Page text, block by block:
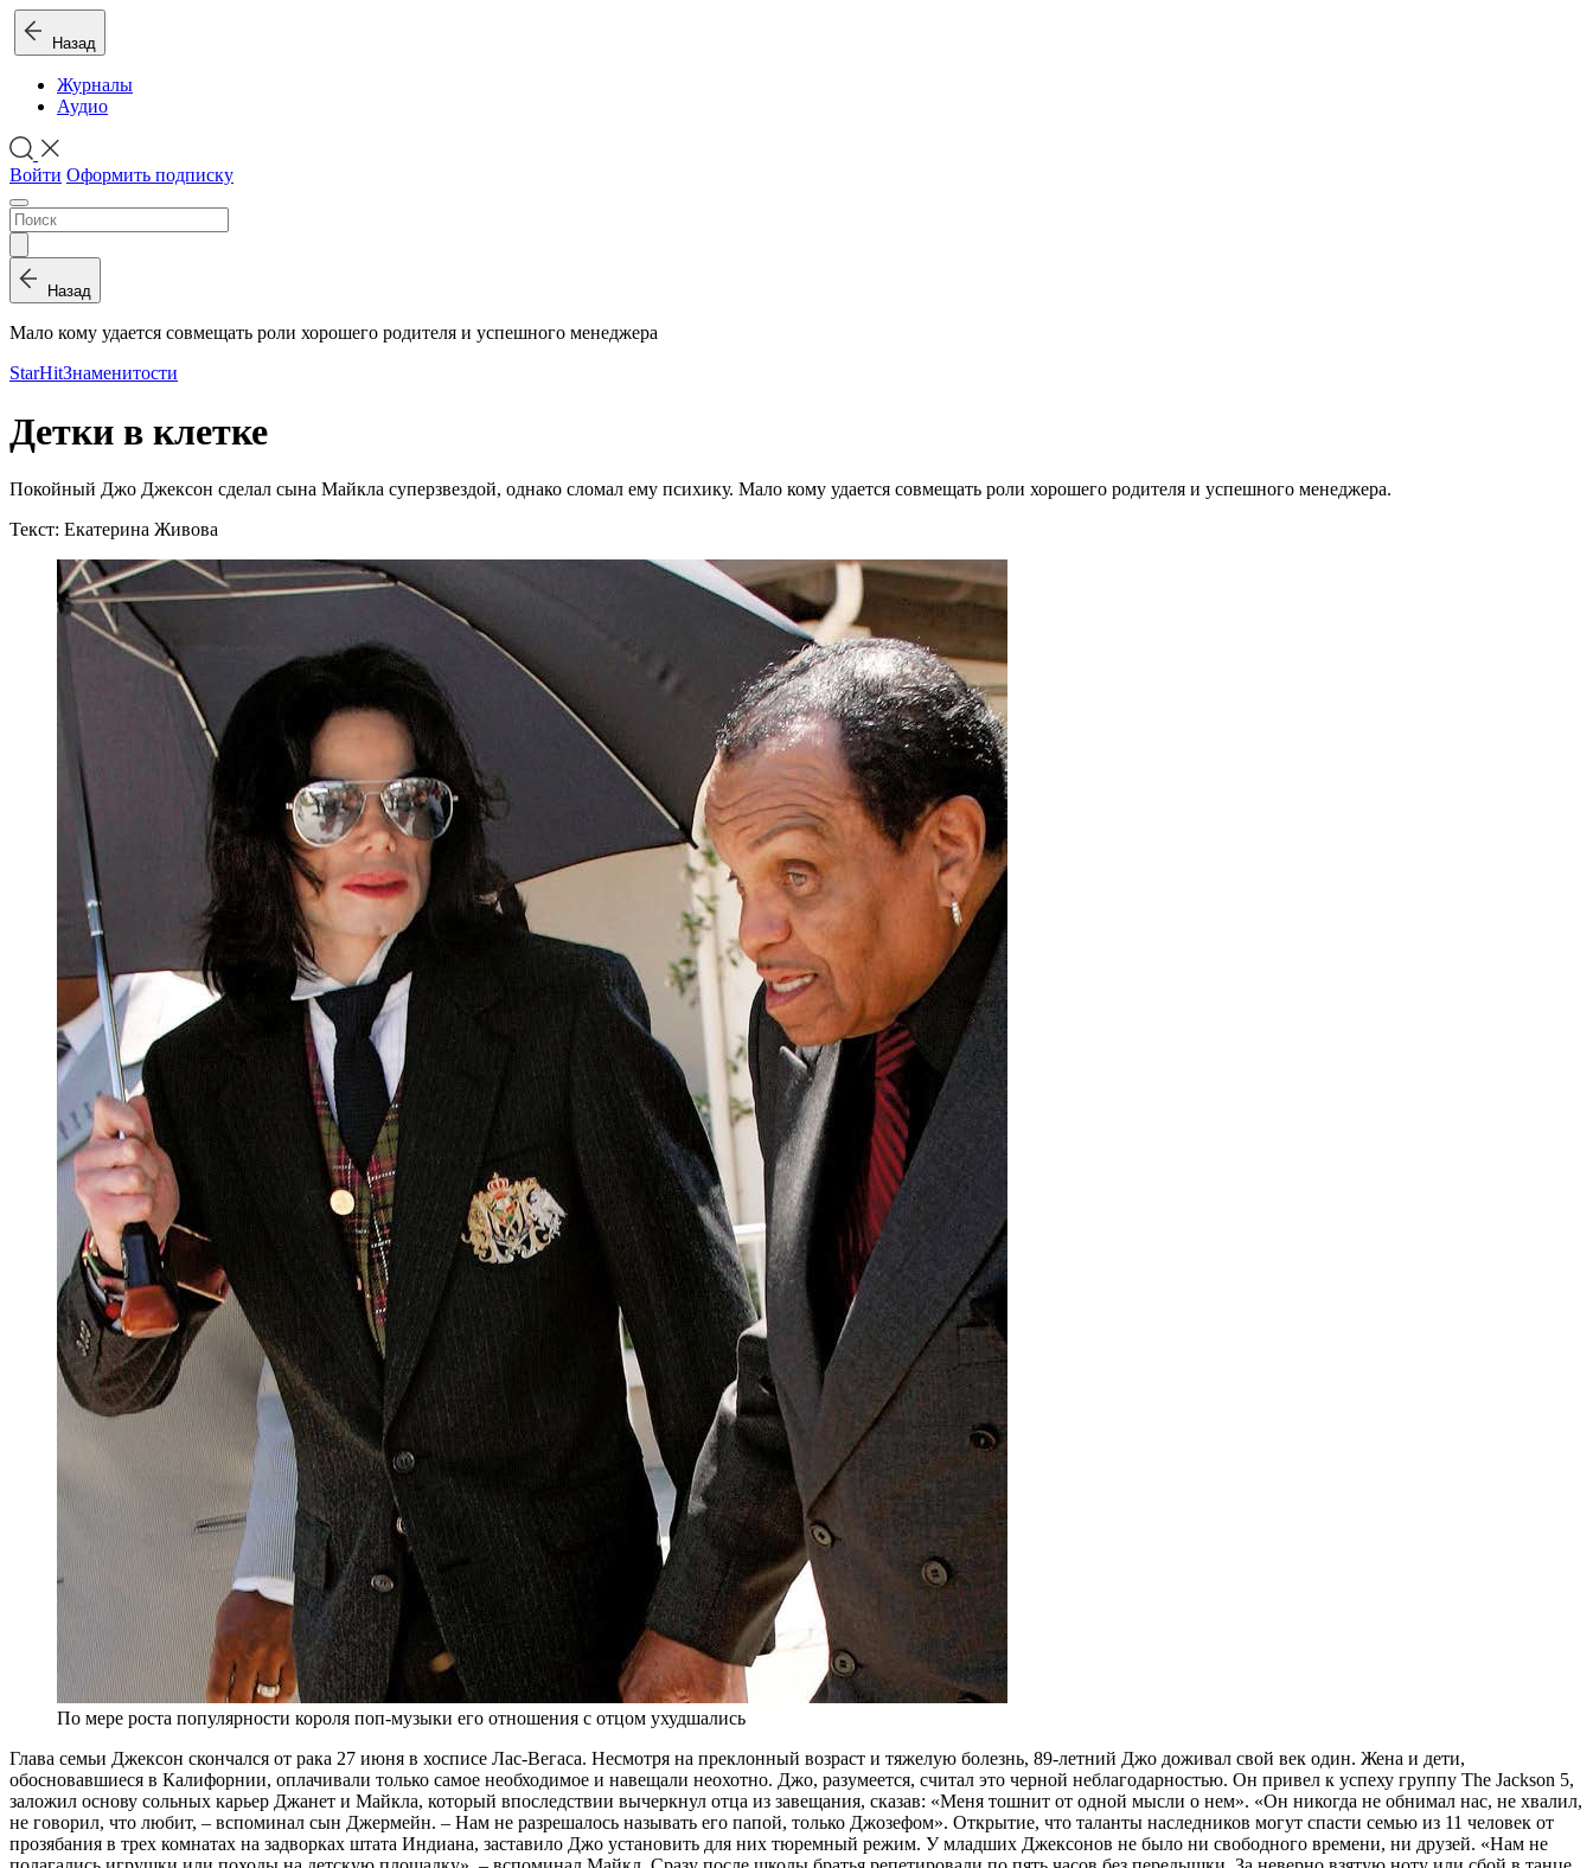
Назад
Журналы
Аудио
Войти Оформить подписку
Назад
Мало кому удается совмещать роли хорошего родителя и успешного менеджера
StarHitЗнаменитости
Детки в клетке
Покойный Джо Джексон сделал сына Майкла суперзвездой, однако сломал ему психику. Мало кому удается совмещать роли хорошего родителя и успешного менеджера.
Текст: Екатерина Живова
По мере роста популярности короля поп-музыки его отношения с отцом ухудшались
Глава семьи Джексон скончался от рака 27 июня в хосписе Лас-Вегаса. Несмотря на преклонный возраст и тяжелую болезнь, 89-летний Джо доживал свой век один. Жена и дети,
обосновавшиеся в Калифорнии, оплачивали только самое необходимое и навещали неохотно. Джо, разумеется, считал это черной неблагодарностью. Он привел к успеху группу The Jackson 5,
заложил основу сольных карьер Джанет и Майкла, который впоследствии вычеркнул отца из завещания, сказав: «Меня тошнит от одной мысли о нем». «Он никогда не обнимал нас, не хвалил,
не говорил, что любит, – вспоминал сын Джермейн. – Нам не разрешалось называть его папой, только Джозефом». Открытие, что таланты наследников могут спасти семью из 11 человек от
прозябания в трех комнатах на задворках штата Индиана, заставило Джо установить для них тюремный режим. У младших Джексонов не было ни свободного времени, ни друзей. «Нам не